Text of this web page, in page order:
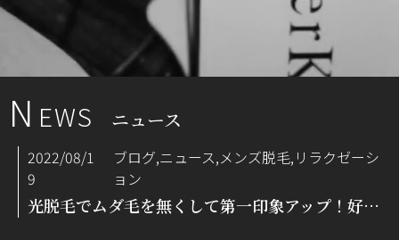
N EWS ニュース
2022/08/1
9
ブログ,ニュース,メンズ脱毛,リラクゼーシ
ョン
光脱毛でムダ毛を無くして第一印象アップ！好感度アップへのお手伝い♡京都四条烏丸 メンズ脱毛・リラクゼーションサロン Men's Tesla